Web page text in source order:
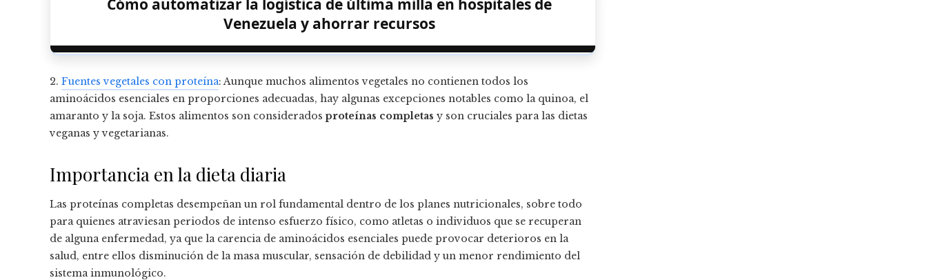
Cómo automatizar la logística de última milla en hospitales de
Venezuela y ahorrar recursos
2. Fuentes vegetales con proteína: Aunque muchos alimentos vegetales no contienen todos los
aminoácidos esenciales en proporciones adecuadas, hay algunas excepciones notables como la quinoa, el
amaranto y la soja. Estos alimentos son consideradosproteínas completas y son cruciales para las dietas
veganas y vegetarianas.
Importancia en la dieta diaria
Las proteínas completas desempeñan un rol fundamental dentro de los planes nutricionales, sobre todo
para quienes atraviesan periodos de intenso esfuerzo físico, como atletas o individuos que se recuperan
de alguna enfermedad, ya que la carencia de aminoácidos esenciales puede provocar deterioros en la
salud, entre ellos disminución de la masa muscular, sensación de debilidad y un menor rendimiento del
sistema inmunológico.